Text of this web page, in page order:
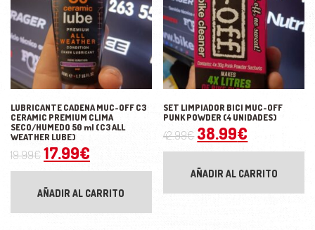
LUBRICANTE CADENA MUC-OFF C3
CERAMIC PREMIUM CLIMA
SECO/HUMEDO 50 ml (C3 ALL
WEATHER LUBE)
19.99€ El precio original era: 19.99€.
17.99€ El precio actual es: 17.99€.
AÑADIR AL CARRITO
SET LIMPIADOR BICI MUC-OFF
PUNK POWDER (4 UNIDADES)
42.99€ El precio original
38.99€
AÑADIR AL CARRITO